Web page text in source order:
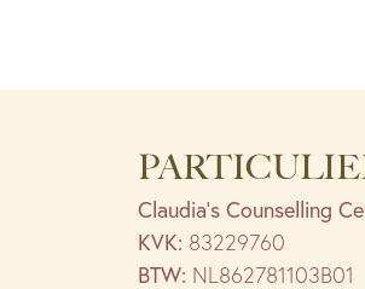
Claudia’s Counselling
KVK: 83229760
BTW: NL862781103B01